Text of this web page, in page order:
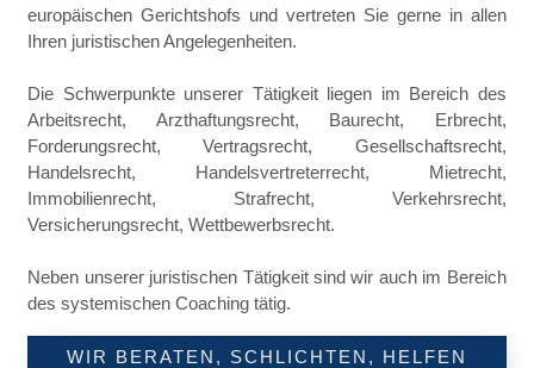
europäischen Gerichtshofs und vertreten Sie gerne in allen
Ihren juristischen Angelegenheiten.
Die Schwerpunkte unserer Tätigkeit liegen im Bereich des
Arbeitsrecht, Arzthaftungsrecht, Baurecht, Erbrecht,
Forderungsrecht, Vertragsrecht, Gesellschaftsrecht,
Handelsrecht, Handelsvertreterrecht, Mietrecht,
Immobilienrecht, Strafrecht, Verkehrsrecht,
Versicherungsrecht, Wettbewerbsrecht.
Neben unserer juristischen Tätigkeit sind wir auch im Bereich
des systemischen Coaching tätig.
WIR BERATEN, SCHLICHTEN, HELFEN